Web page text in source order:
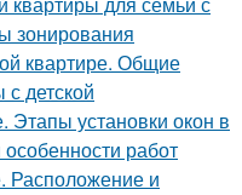
зонирования
квартире. Общие
детской
Этапы установки окон в
работ
Расположение и